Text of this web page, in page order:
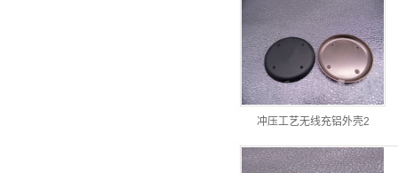
冲压工艺无线充铝外壳2